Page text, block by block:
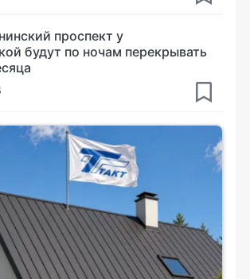
проспект у
будут по ночам перекрывать